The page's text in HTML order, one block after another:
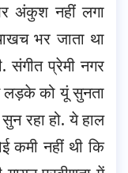
अंकुश नहीं लगा
भर जाता था
संगीत प्रेमी नगर
लड़के को यूं सुनता
रहा हो. ये हाल
कमी नहीं थी कि